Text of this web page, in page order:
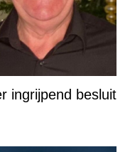
ingrijpend besluit